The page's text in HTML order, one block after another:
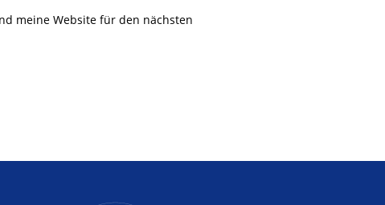
meine Website für den nächsten